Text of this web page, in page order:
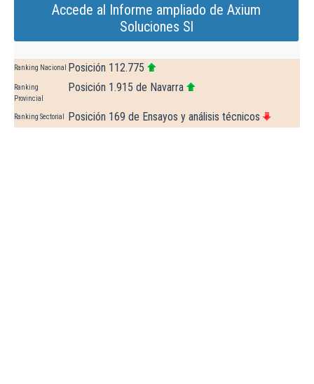
Accede al Informe ampliado de Axium
Soluciones Sl
Ranking Nacional Posición 112.775
Ranking
Provincial
Posición 1.915 de Navarra
Ranking Sectorial Posición 169 de Ensayos y análisis técnicos